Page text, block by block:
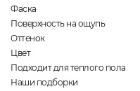
Фаска
Поверхность на ощупь
Оттенок
Цвет
Подходит для теплого пола
Наши подборки